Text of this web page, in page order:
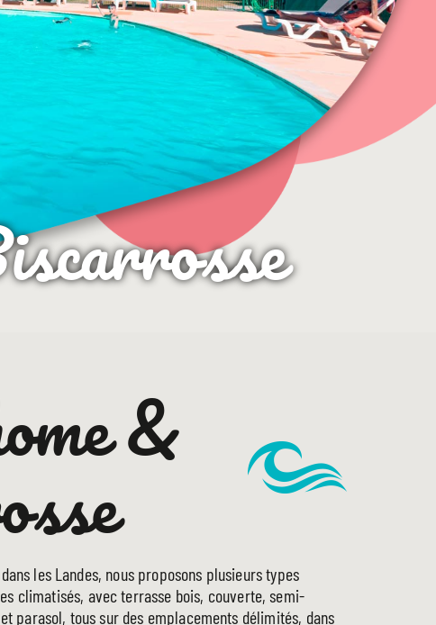
LE CAMPING
HÉBERGEMENTS
TOURISME
INFOS UTILES
&
les Landes, nous proposons plusieurs types
climatisés, avec terrasse bois, couverte, semi-
parasol, tous sur des emplacements délimités, dans